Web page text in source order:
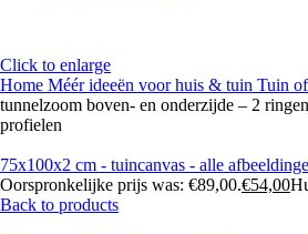
Click to enlarge
Home Méér ideeën voor huis & tuin Tuin
tunnelzoom boven- en onderzijde – 2
profielen
75x100x2 cm - tuincanvas - alle
Oorspronkelijke prijs was: €89,00.€54,00
Back to products